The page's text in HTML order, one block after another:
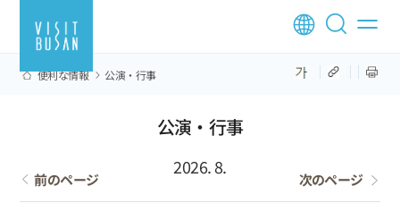
便利な情報 公演·行事
公演·行事
2026. 8.
前のページ 次のページ